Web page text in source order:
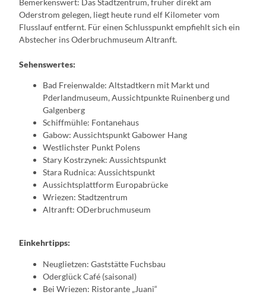
Bemerkenswert: Das Stadtzentrum, früher direkt am
Oderstrom gelegen, liegt heute rund elf Kilometer vom
Flusslauf entfernt. Für einen Schlusspunkt empfiehlt sich ein
Abstecher ins Oderbruchmuseum Altranft.
Sehenswertes:
Bad Freienwalde: Altstadtkern mit Markt und
Pderlandmuseum, Aussichtpunkte Ruinenberg und
Galgenberg
Schiffmühle: Fontanehaus
Gabow: Aussichtspunkt Gabower Hang
Westlichster Punkt Polens
Stary Kostrzynek: Aussichtspunkt
Stara Rudnica: Aussichtspunkt
Aussichtsplattform Europabrücke
Wriezen: Stadtzentrum
Altranft: ODerbruchmuseum
Einkehrtipps:
Neuglietzen: Gaststätte Fuchsbau
Oderglück Café (saisonal)
Bei Wriezen: Ristorante „Juani“